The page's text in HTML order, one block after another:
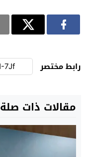
رابط مختصر
مقالات ذات صلة